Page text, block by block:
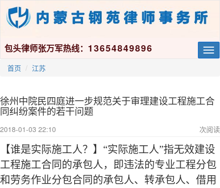
包头律师张万军热线： 13654849896
首页 江苏
徐州中院民四庭进一步规范关于审理建设工程施工合
同纠纷案件的若干问题
2018-01-03 22:10 次阅读
【谁是实际施工人？】 “实际施工人”指无效建设
工程施工合同的承包人，即违法的专业工程分包
和劳务作业分包合同的承包人、转承包人、借用